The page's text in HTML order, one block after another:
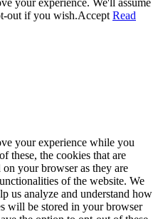
your experience. We'll assume
out if you wish.Accept Read
your experience while you
these, the cookies that are
on your browser as they are
of the website. We
us analyze and understand how
will be stored in your browser